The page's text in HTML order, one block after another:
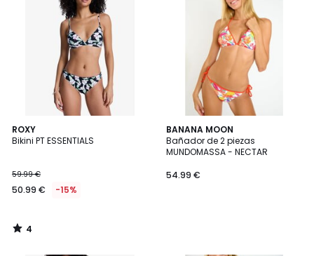
ROXY
Bikini PT ESSENTIALS
59.99 €
50.99 € -15%
4
/
4
/
BANANA MOON
Bañador de 2 piezas
MUNDOMASSA - NECTAR
54.99 €